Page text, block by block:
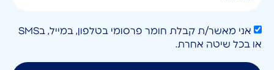
אני מאשר/ת קבלת חומר פרסומי בטלפון, במייל, בSMS
או בכל שיטה אחרת.